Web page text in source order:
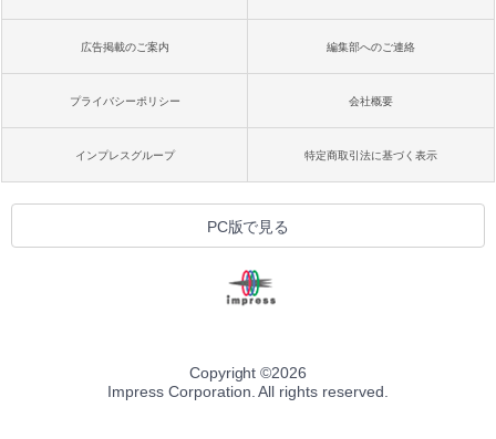
広告掲載のご案内 編集部へのご連絡
プライバシーポリシー 会社概要
インプレスグループ 特定商取引法に基づく表示
PC版で見る
Copyright ©2026
Impress Corporation. All rights reserved.